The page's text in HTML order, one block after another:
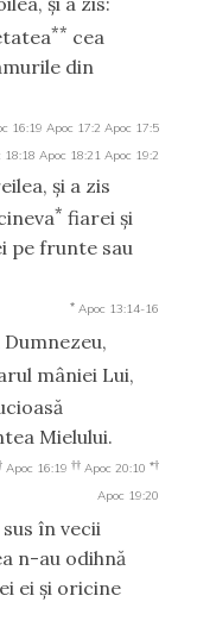
** cea
din
16:19 Apoc 17:2 Apoc 17:5
18:18 Apoc 18:21 Apoc 19:2
şi a zis
* fiarei şi
pe frunte sau
* Apoc 13:14-16
mâniei Lui,
Mielului.
Apoc 16:19 †† Apoc 20:10 *†
Apoc 19:20
în vecii
n-au odihnă
ei şi oricine